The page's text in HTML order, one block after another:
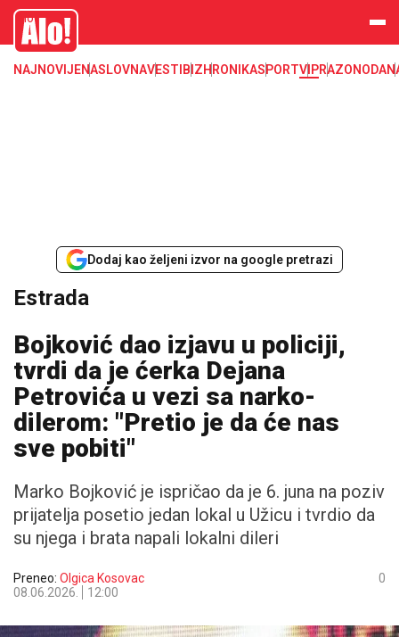
Estrada, poznati, VIP
Alo
NAJNOVIJENASLOVNAVESTI BIZHRONIKASPORTVIPRAZONODA
Dodaj kao željeni izvor na google pretrazi
Estrada
Bojković dao izjavu u policiji,
tvrdi da je ćerka Dejana
Petrovića u vezi sa narko-
dilerom: "Pretio je da će nas
sve pobiti"
Marko Bojković je ispričao da je 6. juna na poziv
prijatelja posetio jedan lokal u Užicu i tvrdio da
su njega i brata napali lokalni dileri
Preneo: Olgica Kosovac
08.06.2026.
12:00
0